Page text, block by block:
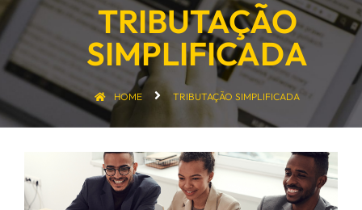
TRIBUTAÇÃO
SIMPLIFICADA
HOME TRIBUTAÇÃO SIMPLIFICADA